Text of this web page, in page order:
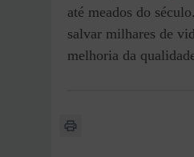
até meados do
salvar milhares de
melhoria da